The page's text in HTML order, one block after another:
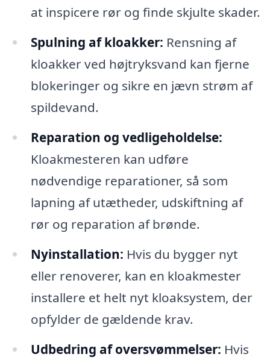
at inspicere rør og finde skjulte skader.
Spulning af kloakker: Rensning af
kloakker ved højtryksvand kan fjerne
blokeringer og sikre en jævn strøm af
spildevand.
Reparation og vedligeholdelse:
Kloakmesteren kan udføre
nødvendige reparationer, så som
lapning af utætheder, udskiftning af
rør og reparation af brønde.
Nyinstallation: Hvis du bygger nyt
eller renoverer, kan en kloakmester
installere et helt nyt kloaksystem, der
opfylder de gældende krav.
Udbedring af oversvømmelser: Hvis